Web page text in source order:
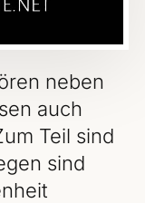
neben
auch
Teil sind
sind